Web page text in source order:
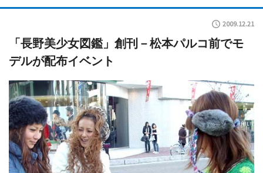
2009.12.21
「長野美少女図鑑」創刊－松本パルコ前でモ
デルが配布イベント